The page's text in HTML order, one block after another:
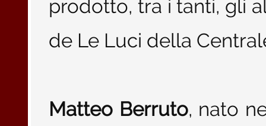
prodotto, tra i tanti, gli
de Le Luci della
Matteo Berruto, nato